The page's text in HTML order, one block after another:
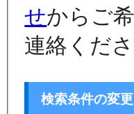
せからご
連絡くださ
検索条件の変更